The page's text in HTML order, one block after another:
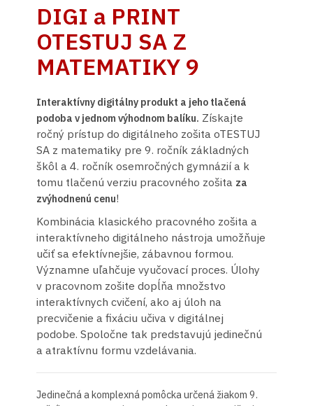
DIGI a PRINT
OTESTUJ SA Z
MATEMATIKY 9
Interaktívny digitálny produkt a jeho tlačená
podoba v jednom výhodnom balíku. Získajte
ročný prístup do digitálneho zošita oTESTUJ
SA z matematiky pre 9. ročník základných
škôl a 4. ročník osemročných gymnázií a k
tomu tlačenú verziu pracovného zošita za
zvýhodnenú cenu!
Kombinácia klasického pracovného zošita a
interaktívneho digitálneho nástroja umožňuje
učiť sa efektívnejšie, zábavnou formou.
Významne uľahčuje vyučovací proces. Úlohy
v pracovnom zošite dopĺňa množstvo
interaktívnych cvičení, ako aj úloh na
precvičenie a fixáciu učiva v digitálnej
podobe. Spoločne tak predstavujú jedinečnú
a atraktívnu formu vzdelávania.
Jedinečná a komplexná pomôcka určená žiakom 9.